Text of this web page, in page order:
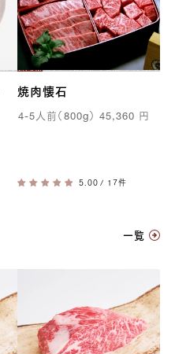
焼肉懐石
4-5人前（800g） 45,360 円
/ 17件
一覧